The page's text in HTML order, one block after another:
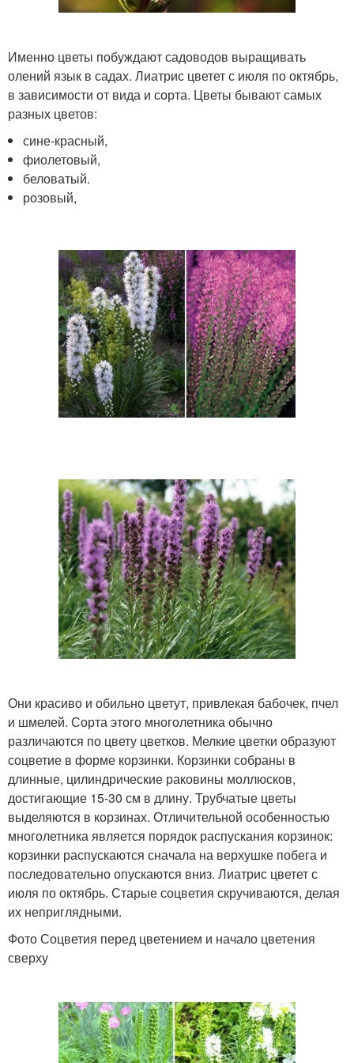
Именно цветы побуждают садоводов выращивать
олений язык в садах. Лиатрис цветет с июля по октябрь,
в зависимости от вида и сорта. Цветы бывают самых
разных цветов:
сине-красный,
фиолетовый,
беловатый.
розовый,
Они красиво и обильно цветут, привлекая бабочек, пчел
и шмелей. Сорта этого многолетника обычно
различаются по цвету цветков. Мелкие цветки образуют
соцветие в форме корзинки. Корзинки собраны в
длинные, цилиндрические раковины моллюсков,
достигающие 15-30 см в длину. Трубчатые цветы
выделяются в корзинах. Отличительной особенностью
многолетника является порядок распускания корзинок:
корзинки распускаются сначала на верхушке побега и
последовательно опускаются вниз. Лиатрис цветет с
июля по октябрь. Старые соцветия скручиваются, делая
их неприглядными.
Фото Соцветия перед цветением и начало цветения
сверху